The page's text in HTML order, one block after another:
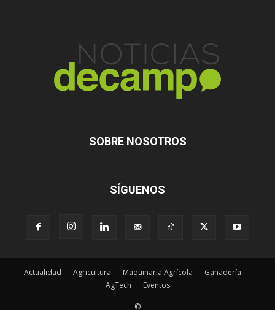
SOBRE NOSOTROS
SÍGUENOS
Actualidad Agricultura Maquinaria Agrícola
Ganadería
AgTech
Eventos
©